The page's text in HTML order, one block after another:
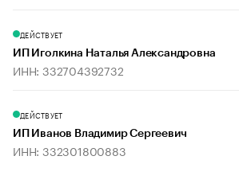
ДЕЙСТВУЕТ
ИП Иголкина Наталья Александровна
ИНН: 332704392732
ДЕЙСТВУЕТ
ИП Иванов Владимир Сергеевич
ИНН: 332301800883